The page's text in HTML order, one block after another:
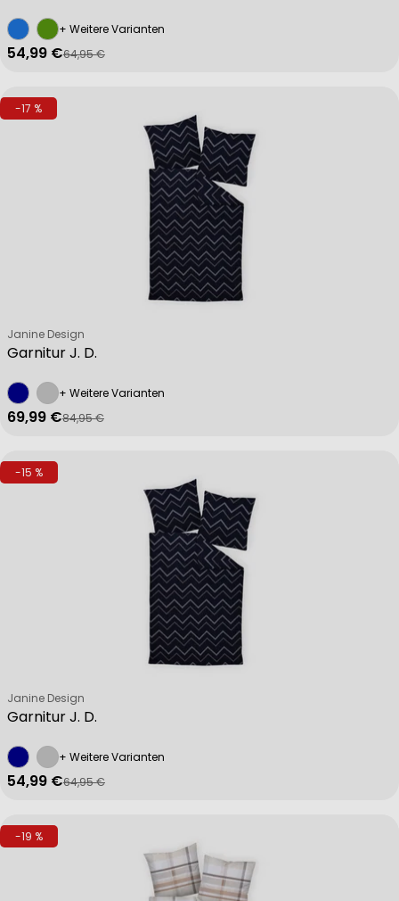
+ Weitere Varianten
Verkaufspreis
54,99 €
Regulärer Preis
64,95 €
-17 %
Garnitur J. D.
Verkäufer:
Janine Design
+ Weitere Varianten
Verkaufspreis
69,99 €
Regulärer Preis
84,95 €
-15 %
Garnitur J. D.
Verkäufer:
Janine Design
+ Weitere Varianten
Verkaufspreis
54,99 €
Regulärer Preis
64,95 €
-19 %